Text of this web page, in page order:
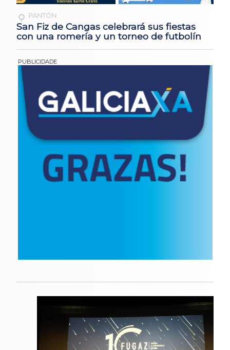
PANTÓN
San Fiz de Cangas celebrará sus fiestas
con una romería y un torneo de futbolín